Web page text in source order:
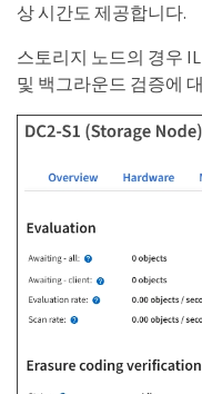
상 시간도 제공합니다.
스토리지 노드의 경우
및 백그라운드 검증에